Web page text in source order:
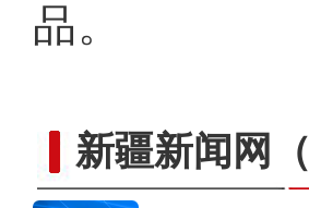
品。
新疆新闻网